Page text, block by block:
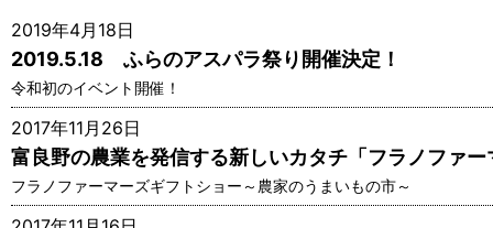
2019年4月18日
2019.5.18 ふらのアスパラ祭り開催決定！
令和初のイベント開催！
2017年11月26日
富良野の農業を発信する新しいカタチ「フラノファ
フラノファーマーズギフトショー～農家のうまいもの市～